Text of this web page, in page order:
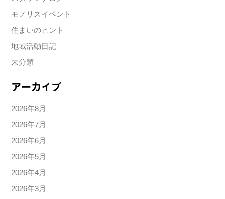
モノリスイベント
住まいのヒント
地域活動日記
未分類
アーカイブ
2026年8月
2026年7月
2026年6月
2026年5月
2026年4月
2026年3月